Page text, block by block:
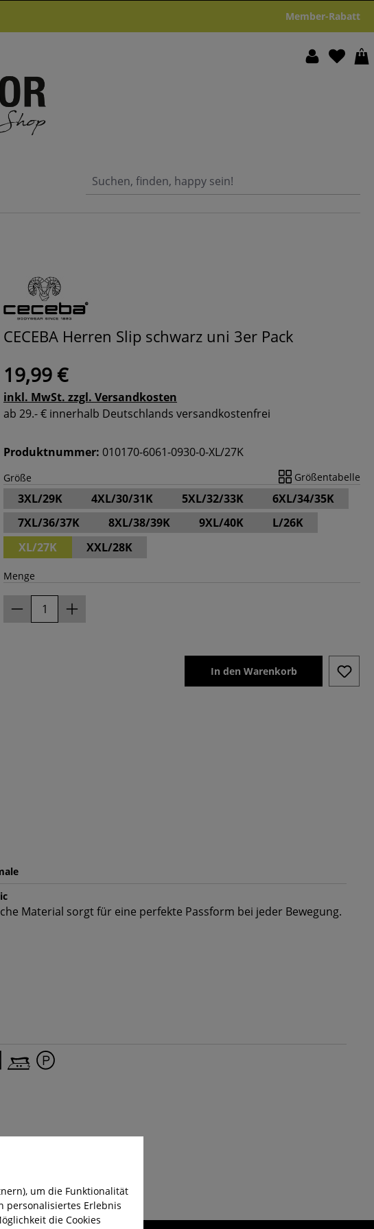
Member-Rabatt
CECEBA Herren Slip schwarz uni 3er Pack
19,99 €
inkl. MwSt. zzgl. Versandkosten
ab 29.- € innerhalb Deutschlands versandkostenfrei
Produktnummer: 010170-6061-0930-0-XL/27K
Größe Größentabelle
3XL/29K 4XL/30/31K 5XL/32/33K
6XL/34/35K
7XL/36/37K
8XL/38/39K 9XL/40K
L/26K
XL/27K
XXL/28K
Menge
In den Warenkorb
Material sorgt für eine perfekte Passform bei jeder Bewegung.
um die Funktionalität
personalisiertes Erlebnis
die Cookies